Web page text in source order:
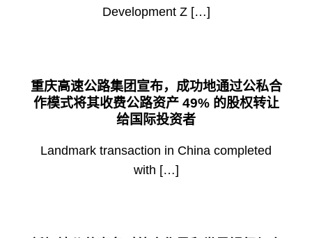
Development Z […]
重庆高速公路集团宣布，成功地通过公私合
作模式将其收费公路资产 49% 的股权转让
给国际投资者
Landmark transaction in China completed
with […]